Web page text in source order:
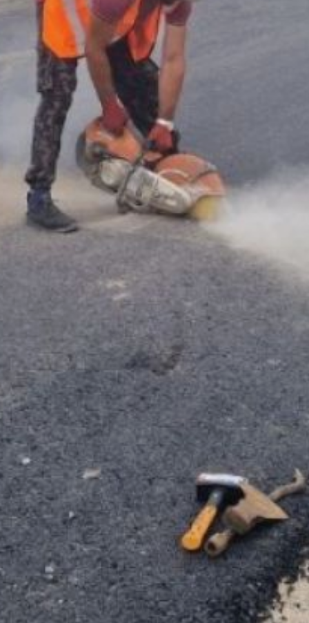
и правительства
Хабаровского края.
Рядом с этой дорогой
находятся детский сад,
пожарная часть
и магазин. Кроме того,
она ведёт к районной
больнице, которую
посещают жители
и других населённых
пунктов района.
Губернатор сообщил,
что ремонт дороги будет
завершён в текущем году.
Для проверки результатов
и состояния асфальтового
покрытия на объект
прибыли специалисты
населения и сотрудники
Российского дорожного
Специалисты провели
метрологическую оценку
толщины нового
покрытия. Образцы
проверят на соответствие
нормативным
требованиям. После
завершения испытаний
и замеров
эксплуатационных
характеристик покрытия
начнётся приёмка работ.
Общая протяжённость
ремонтируемого участка
составляет 1,4 километра.
Финансирование
осуществляется за счёт
средств краевого
и местного бюджетов.
В ТЕМУ:
Конкурс на лучший двор
Хабаровска стартует